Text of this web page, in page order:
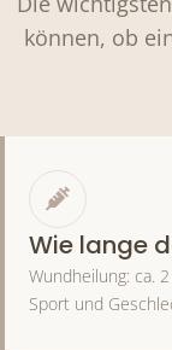
können, ob
Wie lange
Wundheilung: ca.
Sport und